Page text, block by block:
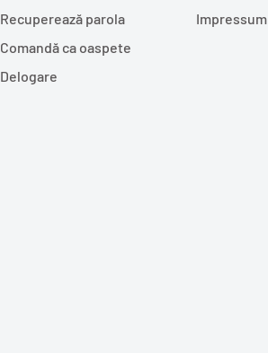
Recuperează parola
Comandă ca oaspete
Delogare
Impressum